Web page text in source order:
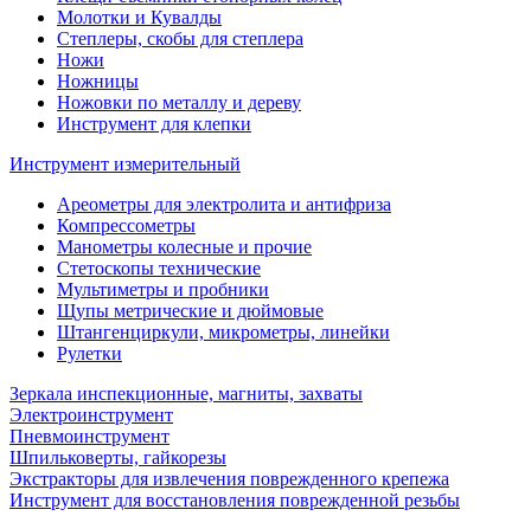
Молотки и Кувалды
Степлеры, скобы для степлера
Ножи
Ножницы
Ножовки по металлу и дереву
Инструмент для клепки
Инструмент измерительный
Ареометры для электролита и антифриза
Компрессометры
Манометры колесные и прочие
Стетоскопы технические
Мультиметры и пробники
Щупы метрические и дюймовые
Штангенциркули, микрометры, линейки
Рулетки
Зеркала инспекционные, магниты, захваты
Электроинструмент
Пневмоинструмент
Шпильковерты, гайкорезы
Экстракторы для извлечения поврежденного крепежа
Инструмент для восстановления поврежденной резьбы